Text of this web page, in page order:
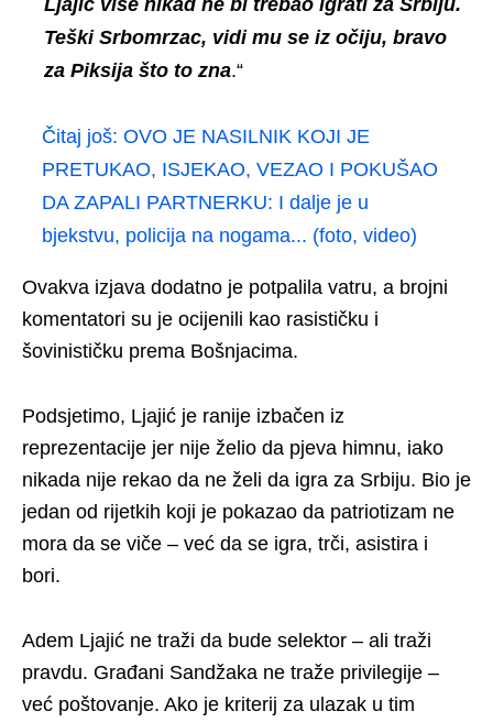
Teški Srbomrzac, vidi mu se iz očiju, bravo
za Piksija što to zna.“
Čitaj još: OVO JE NASILNIK KOJI JE
PRETUKAO, ISJEKAO, VEZAO I POKUŠAO
DA ZAPALI PARTNERKU: I dalje je u
bjekstvu, policija na nogama... (foto, video)
Ovakva izjava dodatno je potpalila vatru, a brojni
komentatori su je ocijenili kao rasističku i
šovinističku prema Bošnjacima.
Podsjetimo, Ljajić je ranije izbačen iz
reprezentacije jer nije želio da pjeva himnu, iako
nikada nije rekao da ne želi da igra za Srbiju. Bio je
jedan od rijetkih koji je pokazao da patriotizam ne
mora da se viče – već da se igra, trči, asistira i
bori.
Adem Ljajić ne traži da bude selektor – ali traži
pravdu. Građani Sandžaka ne traže privilegije –
već poštovanje. Ako je kriterij za ulazak u tim